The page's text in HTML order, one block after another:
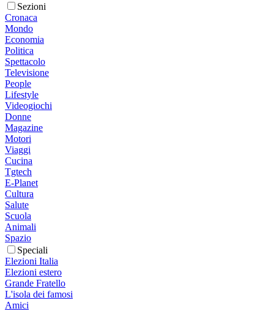
Sezioni
Cronaca
Mondo
Economia
Politica
Spettacolo
Televisione
People
Lifestyle
Videogiochi
Donne
Magazine
Motori
Viaggi
Cucina
Tgtech
E-Planet
Cultura
Salute
Scuola
Animali
Spazio
Speciali
Elezioni Italia
Elezioni estero
Grande Fratello
L'isola dei famosi
Amici